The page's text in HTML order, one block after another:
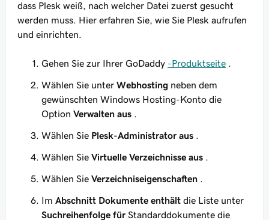
dass Plesk weiß, nach welcher Datei zuerst gesucht
werden muss. Hier erfahren Sie, wie Sie Plesk aufrufen
und einrichten.
Gehen Sie zur Ihrer GoDaddy -Produktseite
Wählen Sie unter Webhosting neben dem
gewünschten Windows Hosting-Konto die
Option Verwalten aus
Wählen Sie Plesk-Administrator aus
Wählen Sie Virtuelle Verzeichnisse aus
Wählen Sie Verzeichniseigenschaften
Im Abschnitt Dokumente enthält die Liste unter
Suchreihenfolge für Standarddokumente die